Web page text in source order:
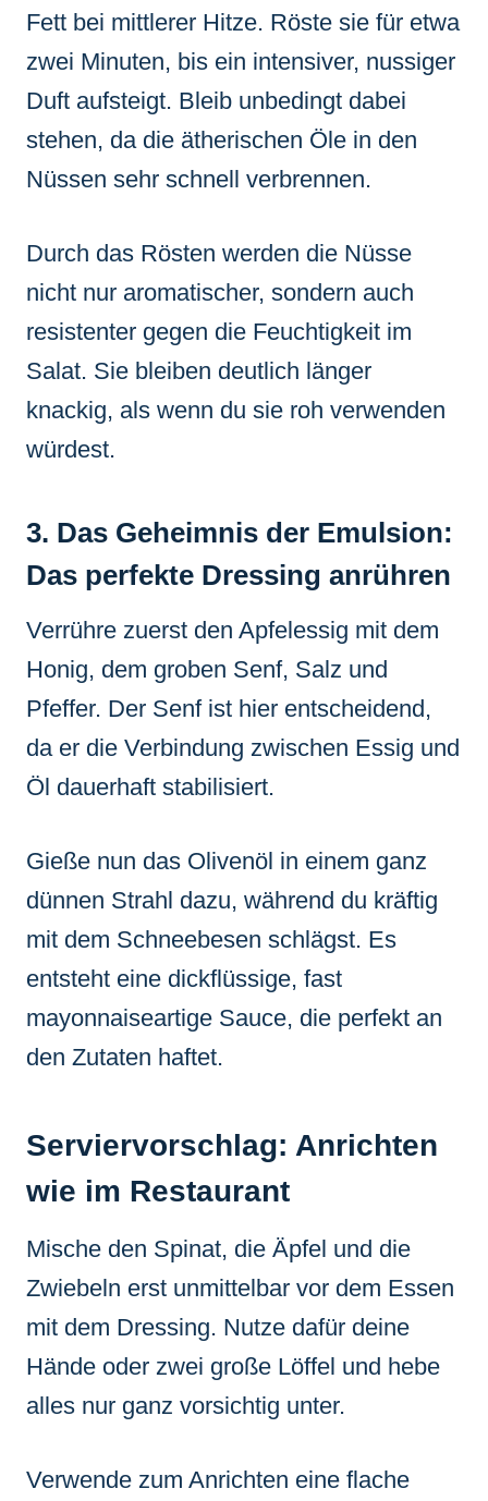
Fett bei mittlerer Hitze. Röste sie für etwa
zwei Minuten, bis ein intensiver, nussiger
Duft aufsteigt. Bleib unbedingt dabei
stehen, da die ätherischen Öle in den
Nüssen sehr schnell verbrennen.
Durch das Rösten werden die Nüsse
nicht nur aromatischer, sondern auch
resistenter gegen die Feuchtigkeit im
Salat. Sie bleiben deutlich länger
knackig, als wenn du sie roh verwenden
würdest.
3. Das Geheimnis der Emulsion:
Das perfekte Dressing anrühren
Verrühre zuerst den Apfelessig mit dem
Honig, dem groben Senf, Salz und
Pfeffer. Der Senf ist hier entscheidend,
da er die Verbindung zwischen Essig und
Öl dauerhaft stabilisiert.
Gieße nun das Olivenöl in einem ganz
dünnen Strahl dazu, während du kräftig
mit dem Schneebesen schlägst. Es
entsteht eine dickflüssige, fast
mayonnaiseartige Sauce, die perfekt an
den Zutaten haftet.
Serviervorschlag: Anrichten
wie im Restaurant
Mische den Spinat, die Äpfel und die
Zwiebeln erst unmittelbar vor dem Essen
mit dem Dressing. Nutze dafür deine
Hände oder zwei große Löffel und hebe
alles nur ganz vorsichtig unter.
Verwende zum Anrichten eine flache